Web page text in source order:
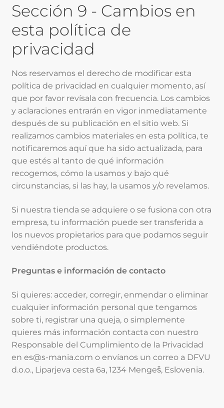
Sección 9 - Cambios en
esta política de
privacidad
Nos reservamos el derecho de modificar esta
política de privacidad en cualquier momento, así
que por favor revísala con frecuencia. Los cambios
y aclaraciones entrarán en vigor inmediatamente
después de su publicación en el sitio web. Si
realizamos cambios materiales en esta política, te
notificaremos aquí que ha sido actualizada, para
que estés al tanto de qué información
recogemos, cómo la usamos y bajo qué
circunstancias, si las hay, la usamos y/o revelamos.
Si nuestra tienda se adquiere o se fusiona con otra
empresa, tu información puede ser transferida a
los nuevos propietarios para que podamos seguir
vendiéndote productos.
Preguntas e información de contacto
Si quieres: acceder, corregir, enmendar o eliminar
cualquier información personal que tengamos
sobre ti, registrar una queja, o simplemente
quieres más información contacta con nuestro
Responsable del Cumplimiento de la Privacidad
en es@s-mania.com o envíanos un correo a DFVU
d.o.o., Liparjeva cesta 6a, 1234 Mengeš, Eslovenia.